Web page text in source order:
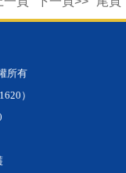
所有
）